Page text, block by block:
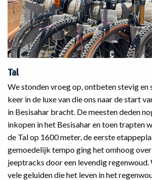
Tal
We stonden vroeg op, ontbeten stevig en
keer in de luxe van die ons naar de start
in Besisahar bracht. De meesten deden
inkopen in het Besisahar en toen trapten
de Tal op 1600 meter, de eerste
gemoedelijk tempo ging het omhoog
jeeptracks door een levendig regenwoud.
vele geluiden die het leven in het